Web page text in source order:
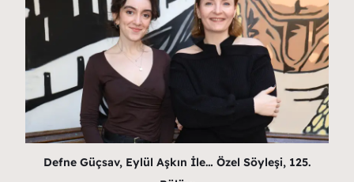
Defne Güçsav, Eylül Aşkın İle… Özel Söyleşi, 125.